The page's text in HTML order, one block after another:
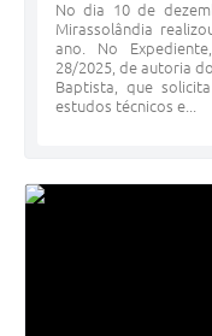
No dia 10 de
Mirassolândia
ano. No
28/2025, de autoria
Baptista, que
estudos técnicos e...